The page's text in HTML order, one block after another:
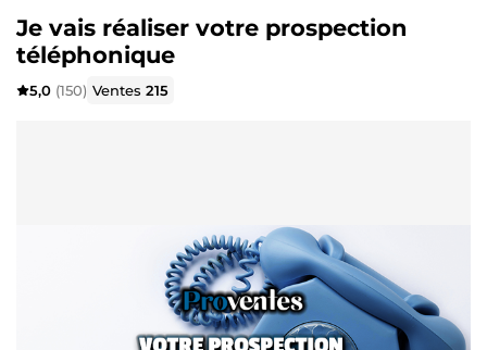
Je vais réaliser votre prospection
téléphonique
5,0 (150) Ventes215